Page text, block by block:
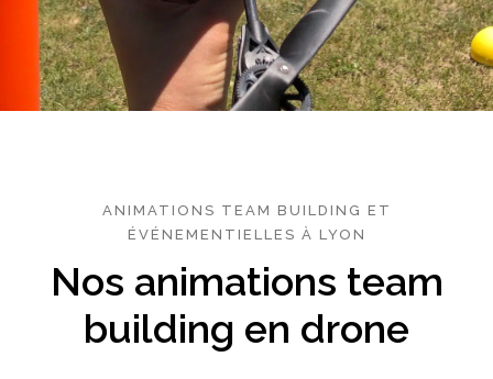
ANIMATIONS TEAM BUILDING ET
ÉVÉNEMENTIELLES À LYON
Nos animations team
building en drone